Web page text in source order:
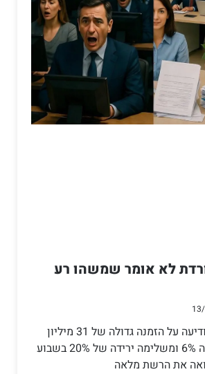
לא אומר שמשהו רע
אתמול קמטק הודיעה על הזמנה גדולה של 31 מיליון
דולר והמניה ירדה 6% ומשלימה ירידה של 20% בשבוע
את הרשת מלאה